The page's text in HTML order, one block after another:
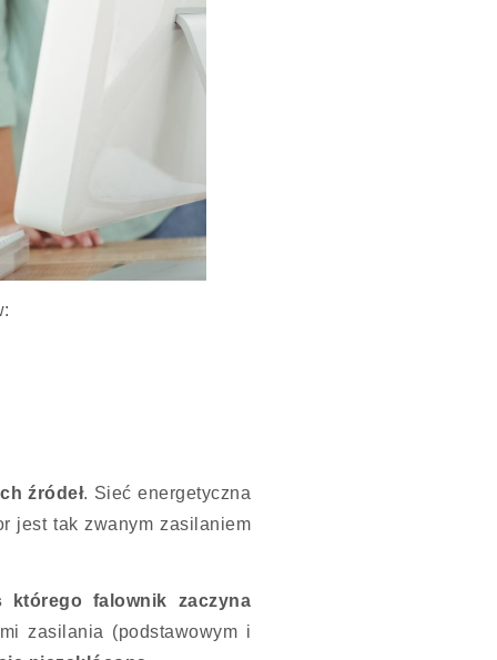
źródeł. Sieć energetyczna
jest tak zwanym zasilaniem
którego falownik zaczyna
zasilania (podstawowym i